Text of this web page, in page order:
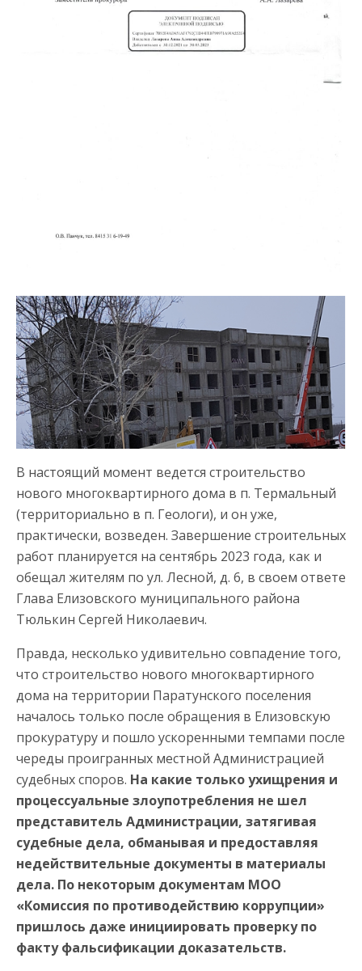
В настоящий момент ведется строительство
нового многоквартирного дома в п. Термальный
(территориально в п. Геологи), и он уже,
практически, возведен. Завершение строительных
работ планируется на сентябрь 2023 года, как и
обещал жителям по ул. Лесной, д. 6, в своем ответе
Глава Елизовского муниципального района
Тюлькин Сергей Николаевич.
Правда, несколько удивительно совпадение того,
что строительство нового многоквартирного
дома на территории Паратунского поселения
началось только после обращения в Елизовскую
прокуратуру и пошло ускоренными темпами после
череды проигранных местной Администрацией
судебных споров. На какие только ухищрения и
процессуальные злоупотребления не шел
представитель Администрации, затягивая
судебные дела, обманывая и предоставляя
недействительные документы в материалы
дела. По некоторым документам МОО
«Комиссия по противодействию коррупции»
пришлось даже инициировать проверку по
факту фальсификации доказательств.